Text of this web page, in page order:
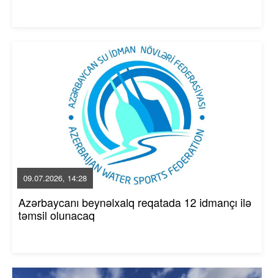
09.07.2026, 14:28
Azərbaycanı beynəlxalq reqatada 12 idmançı ilə
təmsil olunacaq